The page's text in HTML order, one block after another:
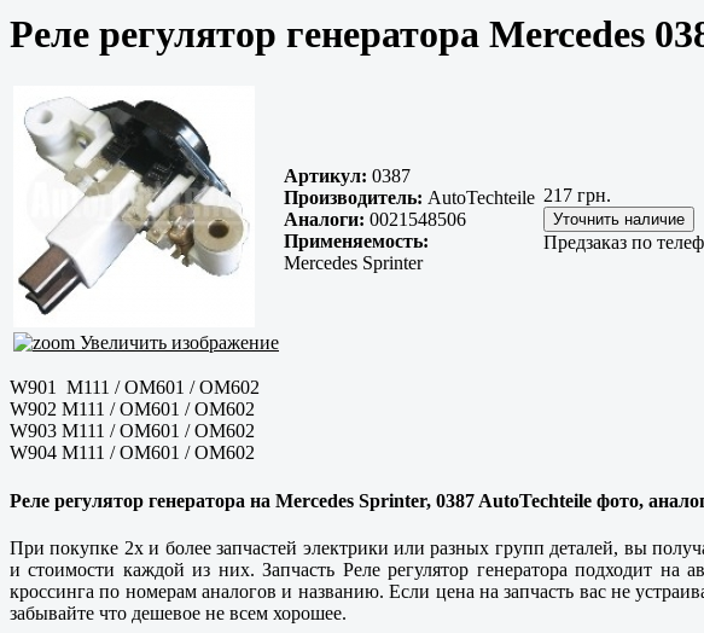
Реле регулятор генератора Mercedes
Увеличить изображение
Артикул: 0387
Производитель: AutoTechteile
Аналоги: 0021548506
Применяемость:
Mercedes Sprinter
217 грн.
Предзаказ по
W901 M111 / OM601 / OM602
W902 M111 / OM601 / OM602
W903 M111 / OM601 / OM602
W904 M111 / OM601 / OM602
Реле регулятор генератора на Mercedes Sprinter, 0387 AutoTechteile фото,
При покупке 2х и более запчастей электрики или разных групп деталей, вы
и стоимости каждой из них. Запчасть Реле регулятор генератора подходит
кроссинга по номерам аналогов и названию. Если цена на запчасть вас не
забывайте что дешевое не всем хорошее.